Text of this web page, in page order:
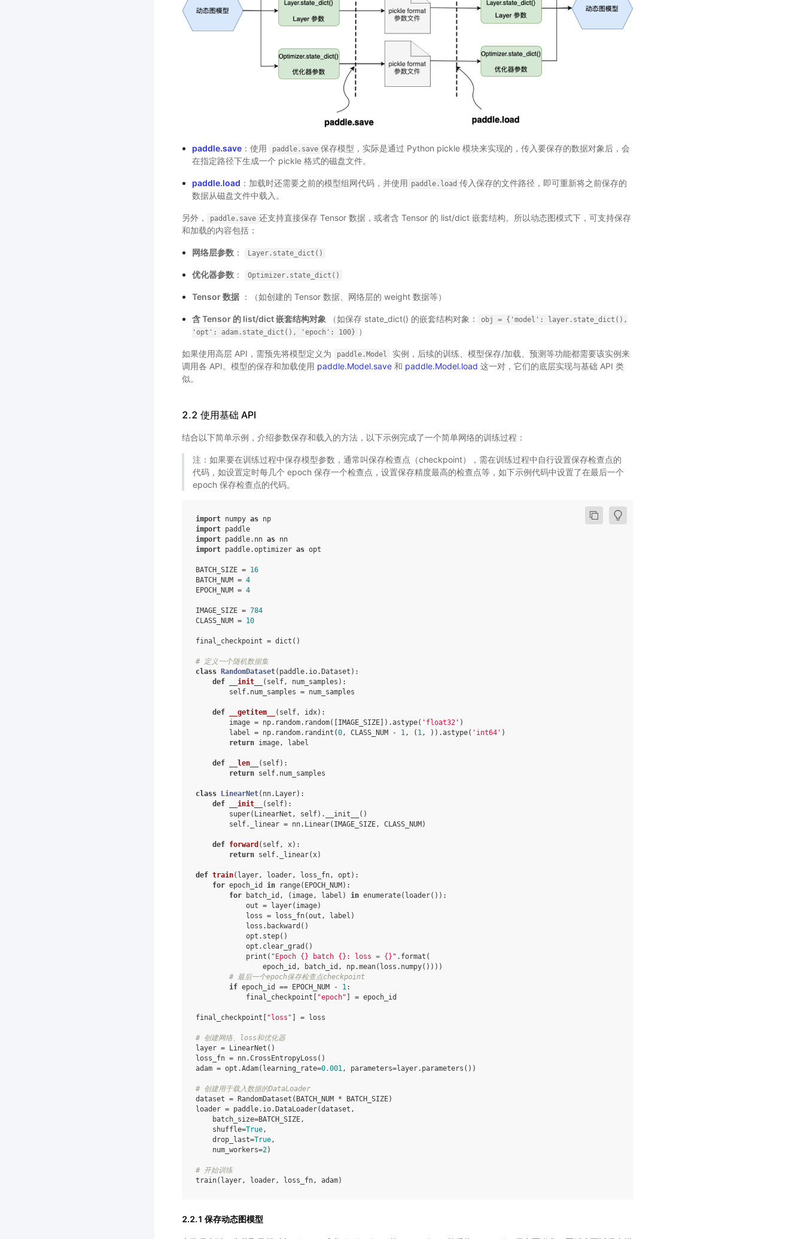
paddle.save：使用 paddle.save 保存模型，实际是通过 Python pickle 模块来实现的，传入要保存的数据对象后，会
在指定路径下生成一个 pickle 格式的磁盘文件。
paddle.load ：加载时还需要之前的模型组网代码，并使用 paddle.load 传入保存的文件路径，即可重新将之前保存的
数据从磁盘文件中载入。
另外， paddle.save 还支持直接保存 Tensor 数据，或者含 Tensor 的 list/dict 嵌套结构。所以动态图模式下，可支持保存
和加载的内容包括：
网络层参数： Layer.state_dict()
优化器参数： Optimizer.state_dict()
Tensor 数据：（如创建的 Tensor 数据、网络层的 weight 数据等）
含 Tensor 的 list/dict 嵌套结构对象 （如保存 state_dict() 的嵌套结构对象： obj = {'model':
layer.state_dict(),
'opt':
adam.state_dict(), 'epoch': 100} ）
如果使用高层 API，需预先将模型定义为 paddle.Model
实例，后续的训练、模型保存/加载、预测等功能都需要该实例来
调用各 API。模型的保存和加载使用 paddle.Model.save 和 paddle.Model.load 这一对，它们的底层实现与基础 API 类
似。
2.2 使用基础 API
结合以下简单示例，介绍参数保存和载入的方法，以下示例完成了一个简单网络的训练过程：
注：如果要在训练过程中保存模型参数，通常叫保存检查点（checkpoint），需在训练过程中自行设置保存检查点的
代码，如设置定时每几个 epoch 保存一个检查点，设置保存精度最高的检查点等，如下示例代码中设置了在最后一个
epoch 保存检查点的代码。
import numpy as np
import paddle
import paddle.nn as nn
import paddle.optimizer as opt
BATCH_SIZE = 16
BATCH_NUM = 4
EPOCH_NUM = 4
IMAGE_SIZE = 784
CLASS_NUM = 10
final_checkpoint = dict ()
# 定义一个随机数据集
class
RandomDataset( paddle. io. Dataset ):
def
__init__ ( self, num_samples ):
self. num_samples = num_samples
def __getitem__ ( self, idx):
image = np. random. random([ IMAGE_SIZE ]) .astype( 'float32' )
label = np. random. randint (0, CLASS_NUM - 1, ( 1, )) .astype( 'int64' )
return image, label
def __len__ ( self):
return self. num_samples
class LinearNet( nn. Layer):
def
__init__ ( self):
super( LinearNet , self) . __init__
()
self. _linear = nn. Linear( IMAGE_SIZE, CLASS_NUM )
def forward ( self, x):
return self. _linear(x)
def train( layer, loader, loss_fn, opt ):
for epoch_id in range( EPOCH_NUM ):
for
batch_id , ( image, label ) in enumerate( loader()):
out = layer( image)
loss = loss_fn(out , label )
loss . backward ()
opt . step()
opt . clear_grad ()
print ( "Epoch {} batch {} : loss = {} " . format (
epoch_id , batch_id , np.mean( loss . numpy())))
# 最后一个epoch保存检查点checkpoint
if epoch_id == EPOCH_NUM - 1:
final_checkpoint
"epoch" = epoch_id
final_checkpoint "loss" = loss
# 创建网络、loss和优化器
layer = LinearNet ()
loss_fn = nn.CrossEntropyLoss ()
adam = opt .Adam( learning_rate=0.001, parameters=layer. parameters ())
# 创建用于载入数据的DataLoader
dataset = RandomDataset ( BATCH_NUM * BATCH_SIZE)
loader = paddle. io. DataLoader(dataset ,
batch_size=BATCH_SIZE,
shuffle=True,
drop_last=True,
num_workers=2)
# 开始训练
train( layer, loader, loss_fn, adam)
2.2.1 保存动态图模型